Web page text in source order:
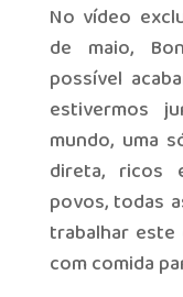
No vídeo
de maio,
possível
estivermos
mundo, uma
direta, ricos
povos, todas
trabalhar este
com comida